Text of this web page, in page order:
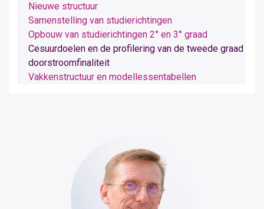
Nieuwe structuur
Samenstelling van studierichtingen
Opbouw van studierichtingen 2° en 3° graad
Cesuurdoelen en de profilering van de tweede graad
doorstroomfinaliteit
Vakkenstructuur en modellessentabellen